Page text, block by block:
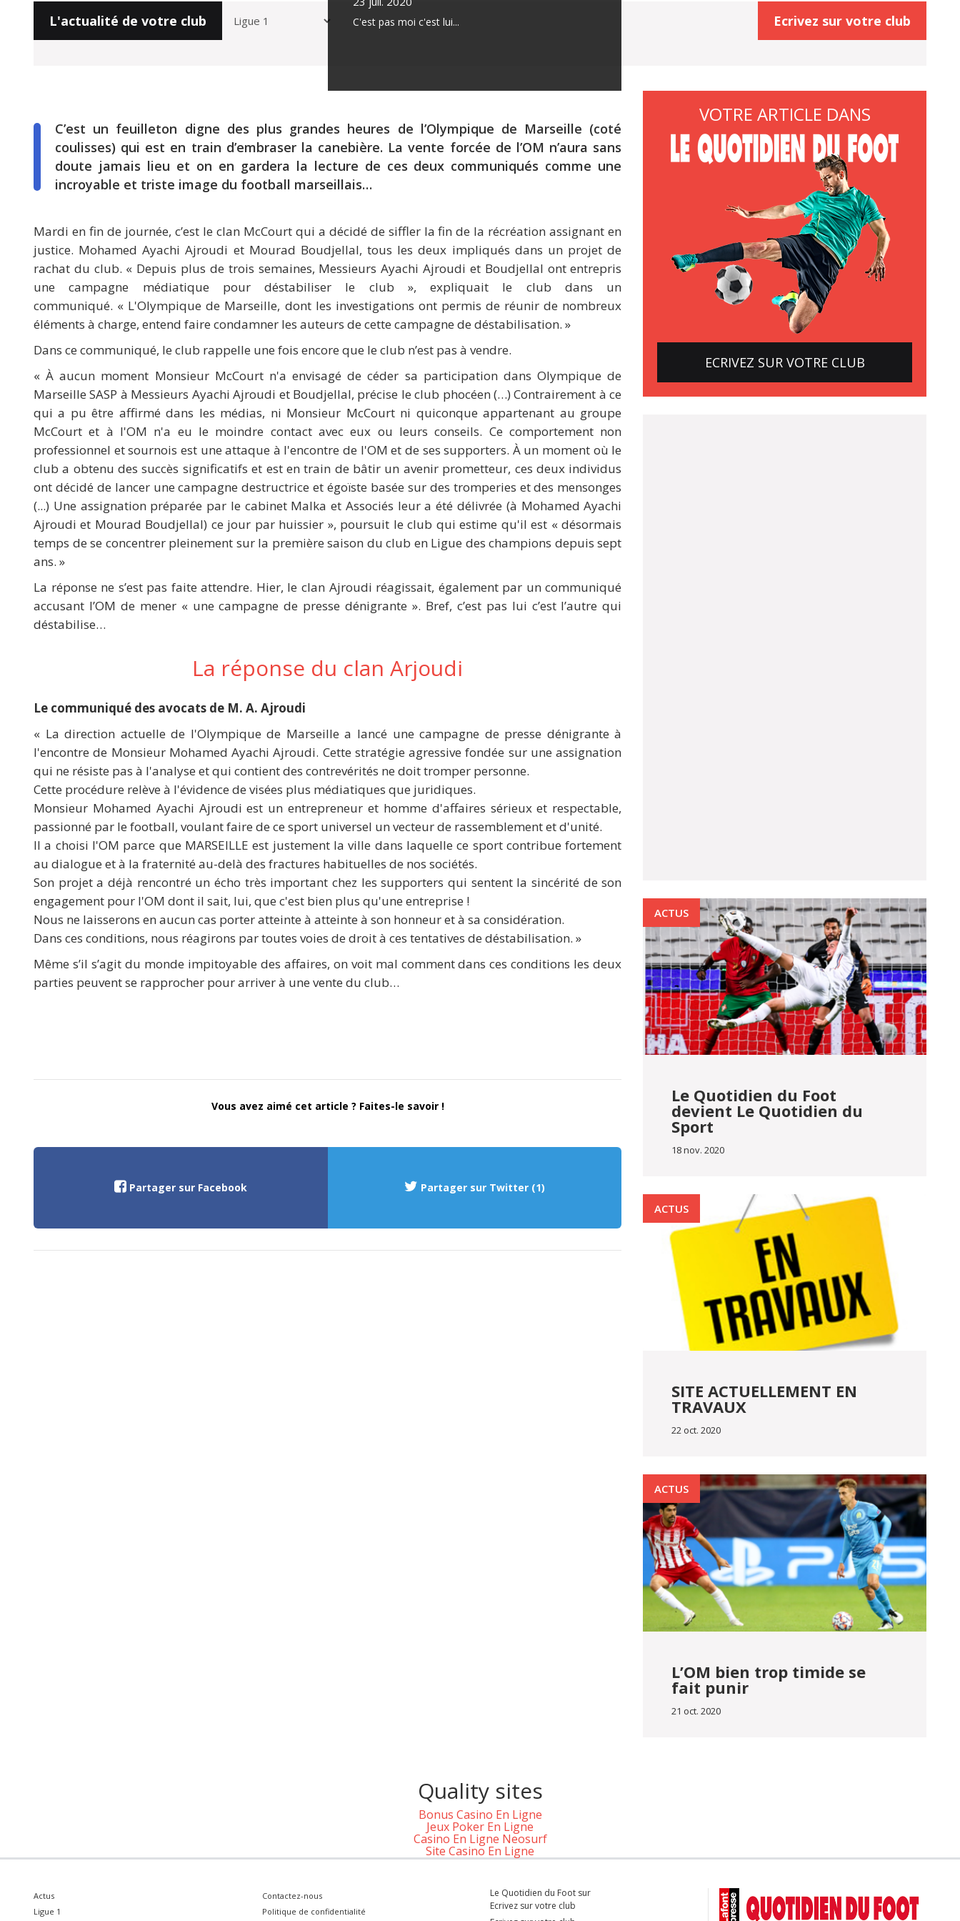
Ecrivez sur votre club
L'actualité de votre club C'est pas moi c'est lui...
C’est un feuilleton digne des plus grandes heures de l’Olympique de Marseille (coté
coulisses) qui est en train d’embraser la canebière. La vente forcée de l’OM n’aura sans
doute jamais lieu et on en gardera la lecture de ces deux communiqués comme une
incroyable et triste image du football marseillais…
Mardi en fin de journée, c’est le clan McCourt qui a décidé de siffler la fin de la récréation assignant en
justice. Mohamed Ayachi Ajroudi et Mourad Boudjellal, tous les deux impliqués dans un projet de
rachat du club. « Depuis plus de trois semaines, Messieurs Ayachi Ajroudi et Boudjellal ont entrepris
une campagne médiatique pour déstabiliser le club », expliquait le club dans un
communiqué. « L'Olympique de Marseille, dont les investigations ont permis de réunir de nombreux
éléments à charge, entend faire condamner les auteurs de cette campagne de déstabilisation. »
Dans ce communiqué, le club rappelle une fois encore que le club n’est pas à vendre.
« À aucun moment Monsieur McCourt n'a envisagé de céder sa participation dans Olympique de
Marseille SASP à Messieurs Ayachi Ajroudi et Boudjellal, précise le club phocéen (…) Contrairement à ce
qui a pu être affirmé dans les médias, ni Monsieur McCourt ni quiconque appartenant au groupe
McCourt et à l'OM n'a eu le moindre contact avec eux ou leurs conseils. Ce comportement non
professionnel et sournois est une attaque à l'encontre de l'OM et de ses supporters. À un moment où le
club a obtenu des succès significatifs et est en train de bâtir un avenir prometteur, ces deux individus
ont décidé de lancer une campagne destructrice et égoïste basée sur des tromperies et des mensonges
(...) Une assignation préparée par le cabinet Malka et Associés leur a été délivrée (à Mohamed Ayachi
Ajroudi et Mourad Boudjellal) ce jour par huissier », poursuit le club qui estime qu'il est « désormais
temps de se concentrer pleinement sur la première saison du club en Ligue des champions depuis sept
ans. »
La réponse ne s’est pas faite attendre. Hier, le clan Ajroudi réagissait, également par un communiqué
accusant l’OM de mener « une campagne de presse dénigrante ». Bref, c’est pas lui c’est l’autre qui
déstabilise…
La réponse du clan Arjoudi
Le communiqué des avocats de M. A. Ajroudi
« La direction actuelle de l'Olympique de Marseille a lancé une campagne de presse dénigrante à
l'encontre de Monsieur Mohamed Ayachi Ajroudi. Cette stratégie agressive fondée sur une assignation
qui ne résiste pas à l'analyse et qui contient des contrevérités ne doit tromper personne.
Cette procédure relève à l'évidence de visées plus médiatiques que juridiques.
Monsieur Mohamed Ayachi Ajroudi est un entrepreneur et homme d'affaires sérieux et respectable,
passionné par le football, voulant faire de ce sport universel un vecteur de rassemblement et d'unité.
Il a choisi l'OM parce que MARSEILLE est justement la ville dans laquelle ce sport contribue fortement
au dialogue et à la fraternité au-delà des fractures habituelles de nos sociétés.
Son projet a déjà rencontré un écho très important chez les supporters qui sentent la sincérité de son
engagement pour l'OM dont il sait, lui, que c'est bien plus qu'une entreprise !
Nous ne laisserons en aucun cas porter atteinte à atteinte à son honneur et à sa considération.
Dans ces conditions, nous réagirons par toutes voies de droit à ces tentatives de déstabilisation. »
Même s’il s’agit du monde impitoyable des affaires, on voit mal comment dans ces conditions les deux
parties peuvent se rapprocher pour arriver à une vente du club…
Vous avez aimé cet article ? Faites-le savoir !
Partager sur Facebook Partager sur Twitter (1)
VOTRE ARTICLE DANS
ECRIVEZ SUR VOTRE CLUB
ACTUS
Le Quotidien du Foot
devient Le Quotidien du
Sport
18 nov. 2020
ACTUS
SITE ACTUELLEMENT EN
TRAVAUX
22 oct. 2020
ACTUS
L’OM bien trop timide se
fait punir
21 oct. 2020
Quality sites
Bonus Casino En Ligne
Jeux Poker En Ligne
Casino En Ligne Neosurf
Site Casino En Ligne
Actus
Ligue 1
Contactez-nous
Politique de confidentialité
Le Quotidien du Foot sur
Ecrivez sur votre club